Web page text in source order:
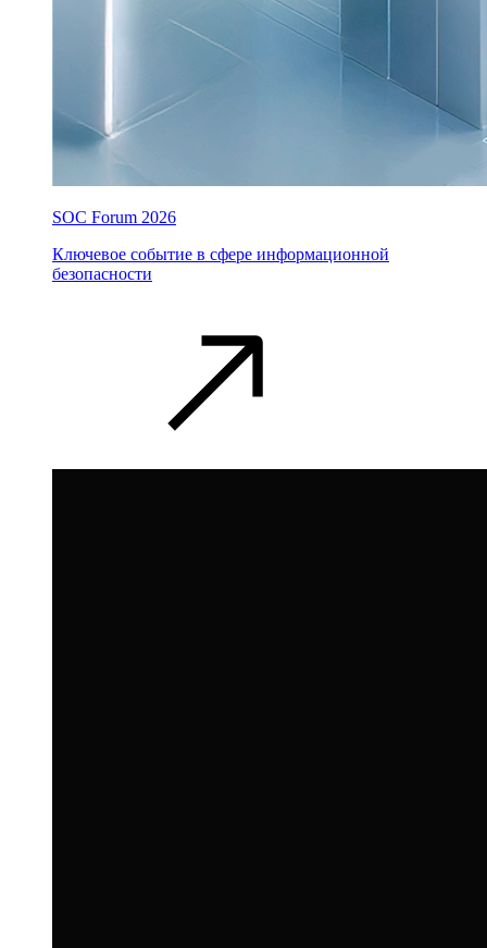
SOC Forum 2026
Ключевое событие в сфере информационной
безопасности